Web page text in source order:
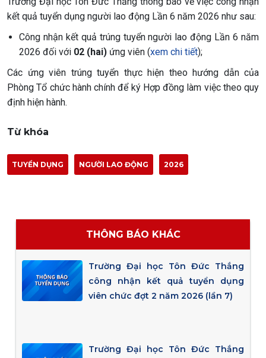
kết quả tuyển dụng người lao động Lần 6 năm 2026 như sau:
Công nhận kết quả trúng tuyển người lao động Lần 6 năm
2026 đối với 02 (hai) ứng viên (xem chi tiết);
Các ứng viên trúng tuyển thực hiện theo hướng dẫn của
Phòng Tổ chức hành chính để ký Hợp đồng làm việc theo quy
định hiện hành.
Từ khóa
TUYỂN DỤNG NGƯỜI LAO ĐỘNG 2026
THÔNG BÁO KHÁC
Trường Đại học Tôn Đức Thắng
công nhận kết quả tuyển dụng
viên chức đợt 2 năm 2026 (lần 7)
Trường Đại học Tôn Đức Thắng